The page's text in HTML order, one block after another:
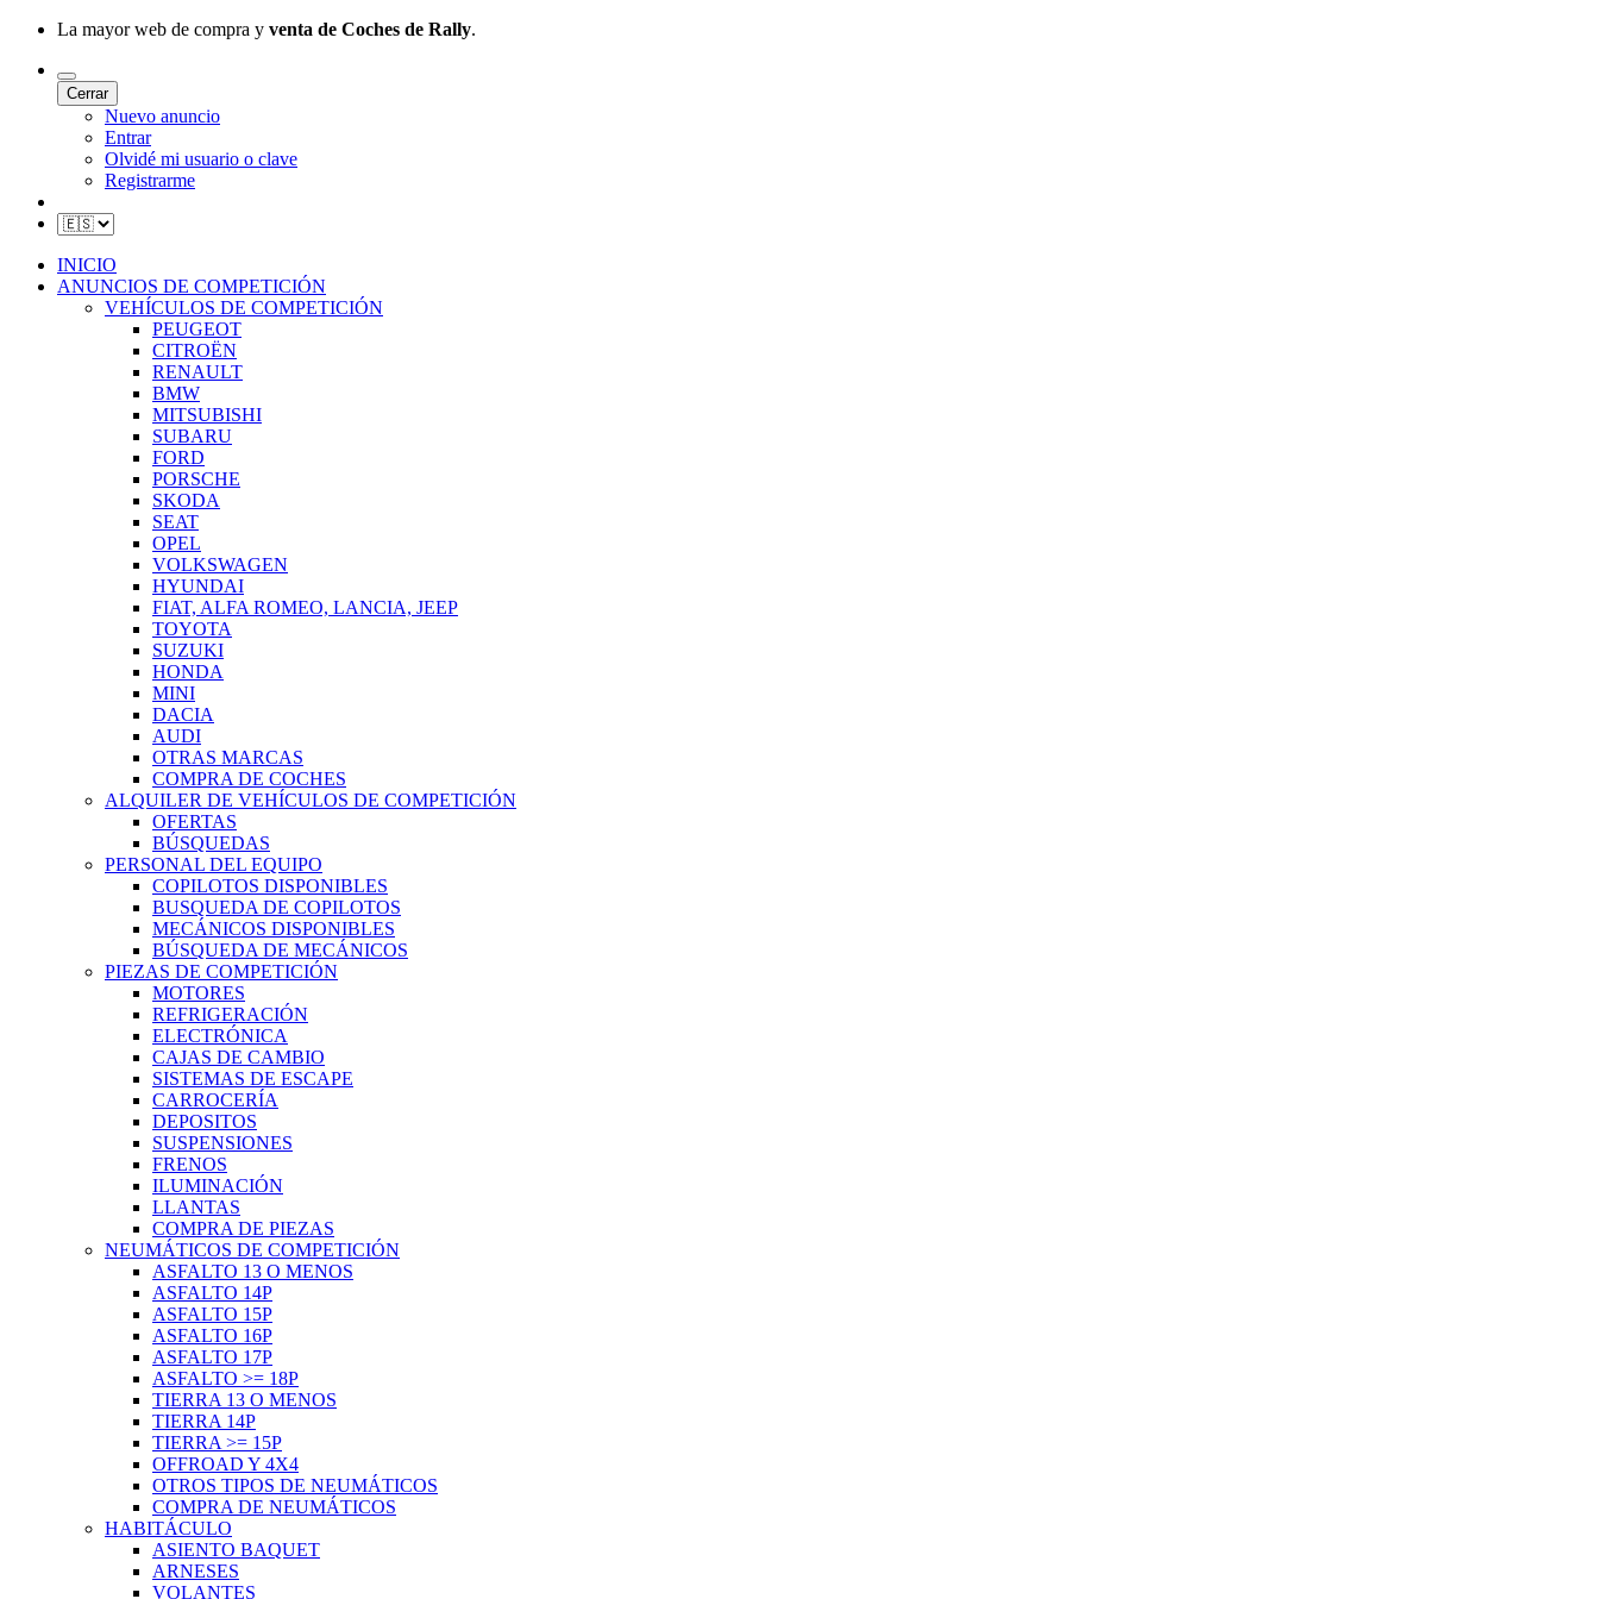
La mayor web de compra y venta de Coches de Rally.
Cerrar
Nuevo anuncio
Entrar
Olvidé mi usuario o clave
Registrarme
INICIO
ANUNCIOS DE COMPETICIÓN
VEHÍCULOS DE COMPETICIÓN
PEUGEOT
CITROËN
RENAULT
BMW
MITSUBISHI
SUBARU
FORD
PORSCHE
SKODA
SEAT
OPEL
VOLKSWAGEN
HYUNDAI
FIAT, ALFA ROMEO, LANCIA, JEEP
TOYOTA
SUZUKI
HONDA
MINI
DACIA
AUDI
OTRAS MARCAS
COMPRA DE COCHES
ALQUILER DE VEHÍCULOS DE COMPETICIÓN
OFERTAS
BÚSQUEDAS
PERSONAL DEL EQUIPO
COPILOTOS DISPONIBLES
BUSQUEDA DE COPILOTOS
MECÁNICOS DISPONIBLES
BÚSQUEDA DE MECÁNICOS
PIEZAS DE COMPETICIÓN
MOTORES
REFRIGERACIÓN
ELECTRÓNICA
CAJAS DE CAMBIO
SISTEMAS DE ESCAPE
CARROCERÍA
DEPOSITOS
SUSPENSIONES
FRENOS
ILUMINACIÓN
LLANTAS
COMPRA DE PIEZAS
NEUMÁTICOS DE COMPETICIÓN
ASFALTO 13 O MENOS
ASFALTO 14P
ASFALTO 15P
ASFALTO 16P
ASFALTO 17P
ASFALTO >= 18P
TIERRA 13 O MENOS
TIERRA 14P
TIERRA >= 15P
OFFROAD Y 4X4
OTROS TIPOS DE NEUMÁTICOS
COMPRA DE NEUMÁTICOS
HABITÁCULO
ASIENTO BAQUET
ARNESES
VOLANTES